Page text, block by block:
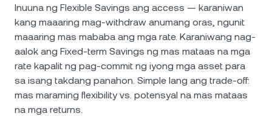
Inuuna ng Flexible Savings ang access — karaniwan
kang maaaring mag-withdraw anumang oras, ngunit
maaaring mas mababa ang mga rate. Karaniwang nag-
aalok ang Fixed-term Savings ng mas mataas na mga
rate kapalit ng pag-commit ng iyong mga asset para
sa isang takdang panahon. Simple lang ang trade-off:
mas maraming flexibility vs. potensyal na mas mataas
na mga returns.